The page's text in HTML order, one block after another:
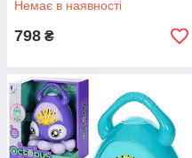
Немає в наявності
798 ₴